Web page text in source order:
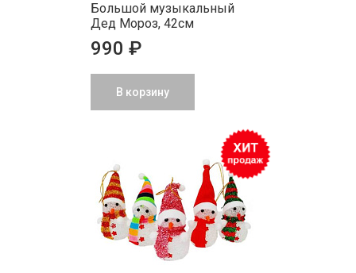
Большой музыкальный
Дед Мороз, 42см
990 ₽
В корзину